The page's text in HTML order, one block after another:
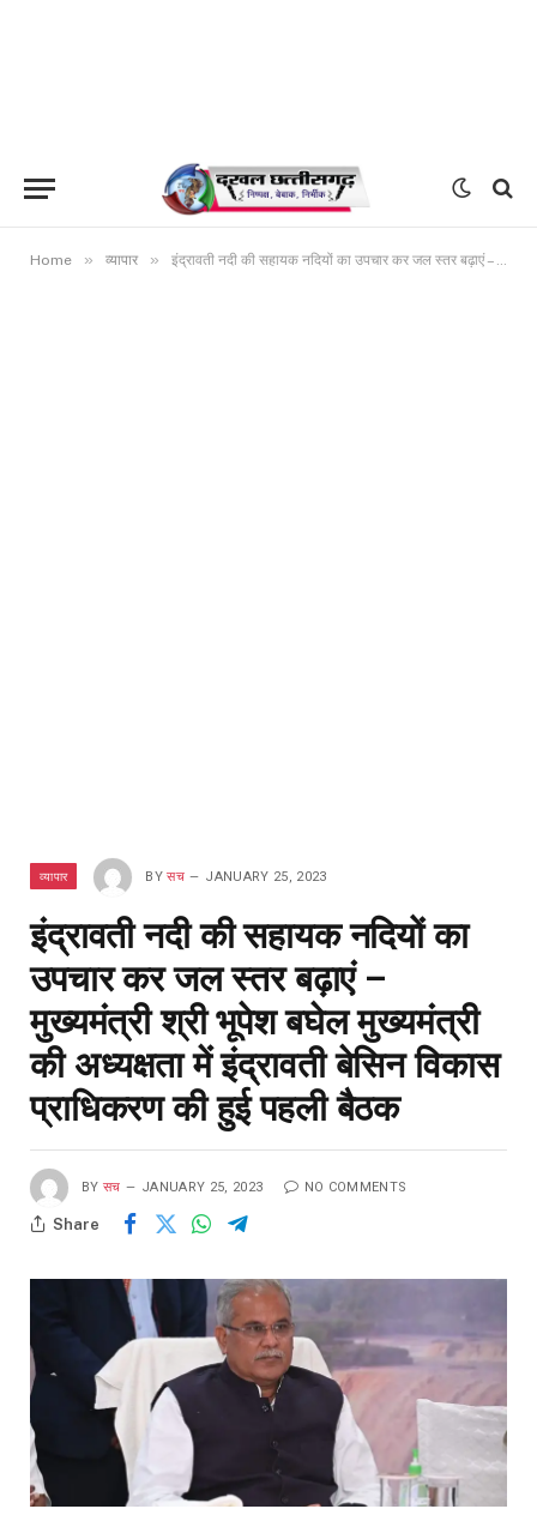
Home » व्यापार » इंद्रावती नदी की सहायक नदियों का उपचार कर जल स्तर बढ़ाएं – मुख्यमंत्री श्री भूपेश बघेल मुख्यमंत्री की अध्यक्षता में इंद्रावती बेसिन विकास प्राधिकरण की हुई पहली बैठक
व्यापार BY सच JANUARY 25, 2023
इंद्रावती नदी की सहायक नदियों का
उपचार कर जल स्तर बढ़ाएं –
मुख्यमंत्री श्री भूपेश बघेल मुख्यमंत्री
की अध्यक्षता में इंद्रावती बेसिन विकास
प्राधिकरण की हुई पहली बैठक
BY सच JANUARY 25, 2023 NO COMMENTS
Share